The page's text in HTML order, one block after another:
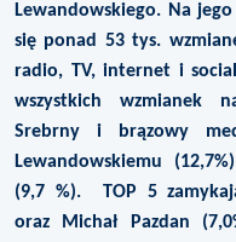
Lewandowskiego. Na
się ponad 53 tys.
radio, TV, internet i
wszystkich wzmianek
Srebrny i brązowy
Lewandowskiemu
(9,7 %). TOP 5
oraz Michał Pazdan